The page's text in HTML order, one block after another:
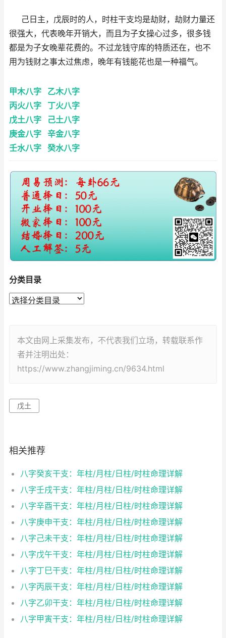
己日主，戊辰时的人，时柱干支均是劫财，劫财力量还
很强大，代表晚年开销大，而且为子女操心过多，很多钱
都是为子女晚辈花费的。不过龙钱守库的特质还在，也不
用为钱财之事太过焦虑，晚年有钱能花也是一种福气。
甲木八字
乙木八字
丙火八字
丁火八字
戊土八字
己土八字
庚金八字 辛金八字
壬水八字 癸水八字
分类目录
本文由网上采集发布，不代表我们立场，转载联系作
者并注明出处：
https://www.zhangjiming.cn/9634.html
戊土
相关推荐
八字癸亥干支：年柱/月柱/日柱/时柱命理详解
八字壬戌干支：年柱/月柱/日柱/时柱命理详解
八字辛酉干支：年柱/月柱/日柱/时柱命理详解
八字庚申干支：年柱/月柱/日柱/时柱命理详解
八字己未干支：年柱/月柱/日柱/时柱命理详解
八字戊午干支：年柱/月柱/日柱/时柱命理详解
八字丁巳干支：年柱/月柱/日柱/时柱命理详解
八字丙辰干支：年柱/月柱/日柱/时柱命理详解
八字乙卯干支：年柱/月柱/日柱/时柱命理详解
八字甲寅干支：年柱/月柱/日柱/时柱命理详解